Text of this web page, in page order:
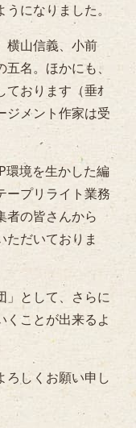
になりました。
横山信義、小前
名。ほかにも、
ております（垂ｵ
ジメント作家は受
環境を生かした編
ープリライト業務
者の皆さんから
ただいておりま
」として、さらに
くことが出来るよ
ろしくお願い申し